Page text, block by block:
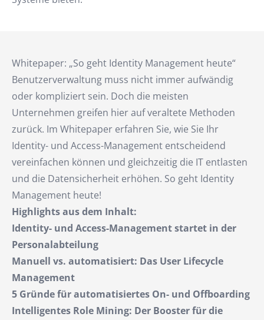
Whitepaper: „So geht Identity Management heute“
Benutzerverwaltung muss nicht immer aufwändig
oder kompliziert sein. Doch die meisten
Unternehmen greifen hier auf veraltete Methoden
zurück. Im Whitepaper erfahren Sie, wie Sie Ihr
Identity- und Access-Management entscheidend
vereinfachen können und gleichzeitig die IT entlasten
und die Datensicherheit erhöhen. So geht Identity
Management heute!
Highlights aus dem Inhalt:
Identity- und Access-Management startet in der
Personalabteilung
Manuell vs. automatisiert: Das User Lifecycle
Management
5 Gründe für automatisiertes On- und Offboarding
Intelligentes Role Mining: Der Booster für die